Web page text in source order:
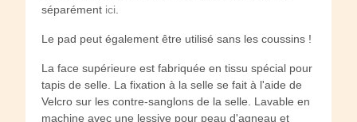
séparément ici
Le pad peut également être utilisé sans les coussins !
La face supérieure est fabriquée en tissu spécial pour
tapis de selle. La fixation à la selle se fait à l'aide de
Velcro sur les contre-sanglons de la selle. Lavable en
machine avec une lessive pour peau d'agneau et